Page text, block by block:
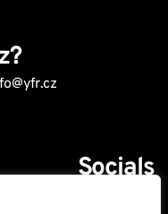
Socials